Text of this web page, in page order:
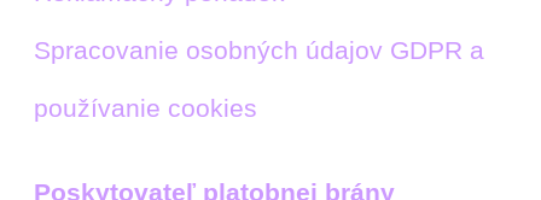
Spracovanie osobných údajov GDPR a
používanie cookies
Poskytovateľ platobnej brány